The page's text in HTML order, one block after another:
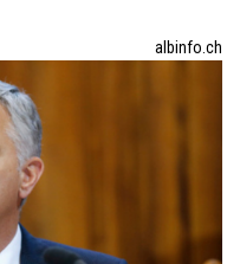
albinfo.ch